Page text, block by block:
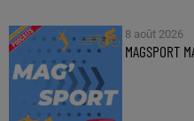
8 août 2026
MAGSPORT